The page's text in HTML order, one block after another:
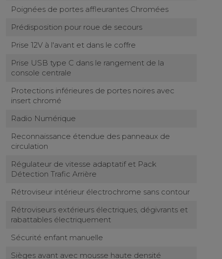
Poignées de portes affleurantes Chromées
Prédisposition pour roue de secours
Prise 12V à l'avant et dans le coffre
Prise USB type C dans le rangement de la
console centrale
Protections inférieures de portes noires avec
insert chromé
Radio Numérique
Reconnaissance étendue des panneaux de
circulation
Régulateur de vitesse adaptatif et Pack
Détection Trafic Arrière
Rétroviseur intérieur électrochrome sans contour
Rétroviseurs extérieurs électriques, dégivrants et
rabattables électriquement
Sécurité enfant manuelle
Sièges avant avec mousse haute densité